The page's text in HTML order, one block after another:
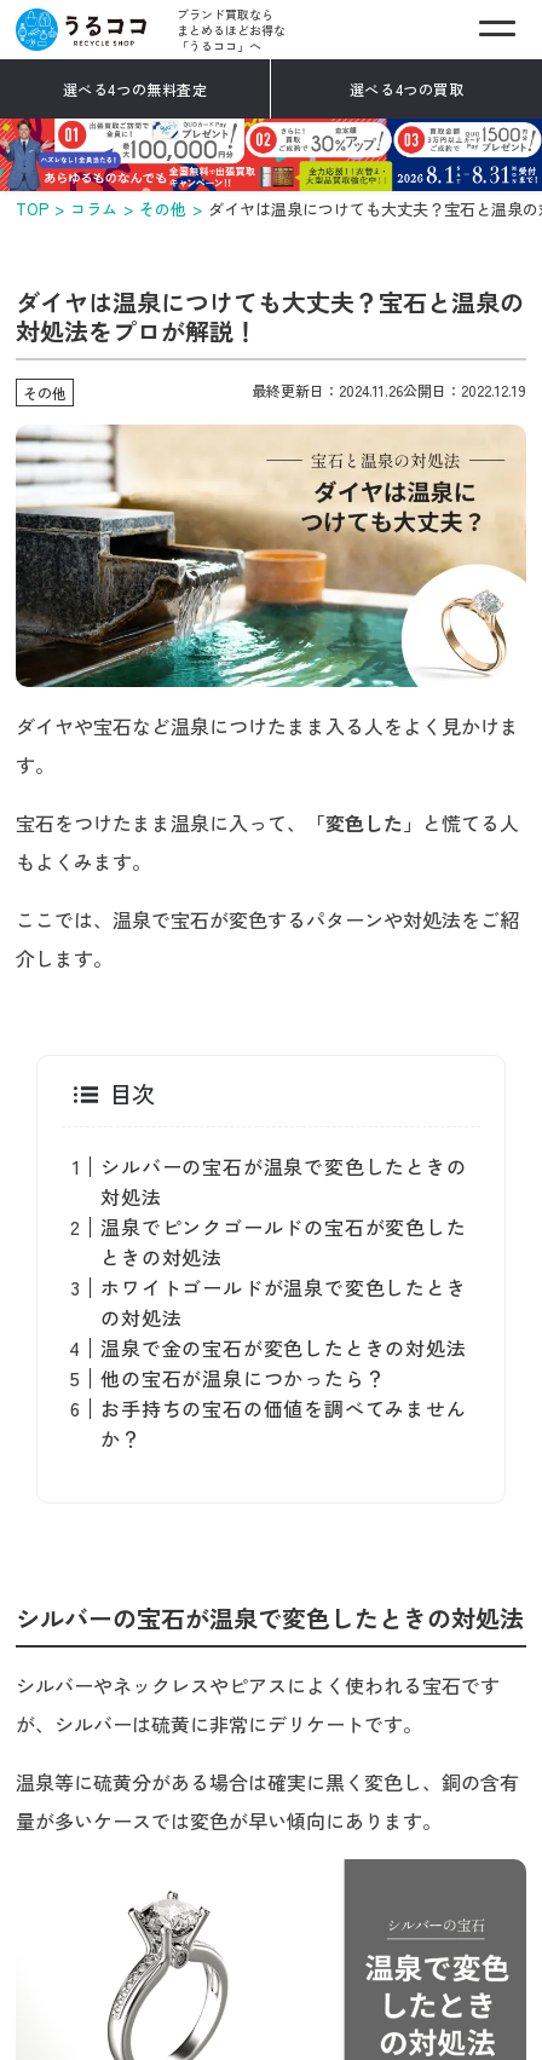
ブランド買取なら
まとめるほどお得な
「うるココ」へ
選べる4つの無料査定 選べる4つの買取
TOP コラム その他 ダイヤは温泉につけても大丈夫？宝石と温泉
ダイヤは温泉につけても大丈夫？宝石と温泉の
対処法をプロが解説！
その他 最終更新日：2024.11.26公開日：2022.12.19
ダイヤや宝石など温泉につけたまま入る人をよく見かけま
す。
宝石をつけたまま温泉に入って、
「変色した」 と慌てる人
もよくみます。
ここでは、温泉で宝石が変色するパターンや対処法をご紹
介します。
目次
シルバーの宝石が温泉で変色したときの
対処法
温泉でピンクゴールドの宝石が変色した
ときの対処法
ホワイトゴールドが温泉で変色したとき
の対処法
温泉で金の宝石が変色したときの対処法
他の宝石が温泉につかったら？
お手持ちの宝石の価値を調べてみません
か？
シルバーの宝石が温泉で変色したときの対処法
シルバーやネックレスやピアスによく使われる宝石です
が、シルバーは硫黄に非常にデリケートです。
温泉等に硫黄分がある場合は確実に黒く変色し、銅の含有
量が多いケースでは変色が早い傾向にあります。